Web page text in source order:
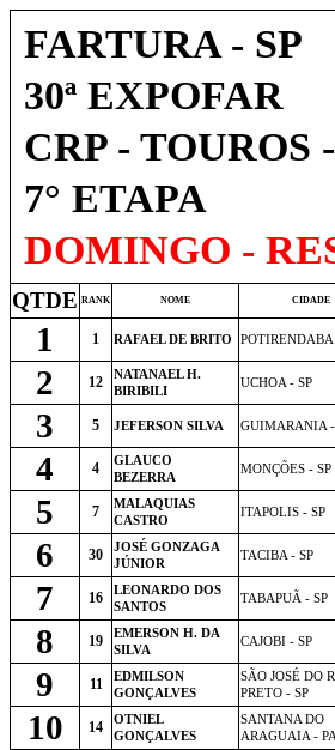
FARTURA - SP
30ª EXPOFAR
CRP - TOUROS
7° ETAPA
DOMINGO -
QTDE RANK NOME CIDADE
1 1 RAFAEL DE BRITO POTIRENDABA
2 12
NATANAEL H.
BIRIBILI
UCHOA - SP
3 5 JEFERSON SILVA GUIMARANIA
4 4
GLAUCO
BEZERRA
MONÇÕES - SP
5 7
MALAQUIAS
CASTRO
ITAPOLIS - SP
6 30
JOSÉ GONZAGA
JÚNIOR
TACIBA - SP
7 16
LEONARDO DOS
SANTOS
TABAPUÃ - SP
8 19
EMERSON H. DA
SILVA
CAJOBI - SP
9 11
EDMILSON
GONÇALVES
SÃO JOSÉ DO
PRETO - SP
10 14
OTNIEL
GONÇALVES
SANTANA DO
ARAGUAIA - PA